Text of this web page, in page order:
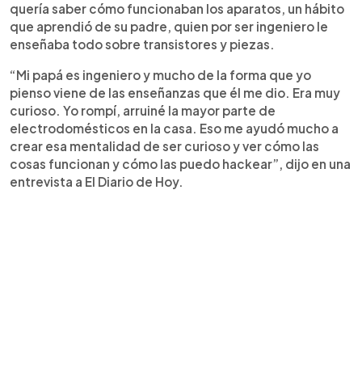
quería saber cómo funcionaban los aparatos, un hábito
que aprendió de su padre, quien por ser ingeniero le
enseñaba todo sobre transistores y piezas.
“Mi papá es ingeniero y mucho de la forma que yo
pienso viene de las enseñanzas que él me dio. Era muy
curioso. Yo rompí, arruiné la mayor parte de
electrodomésticos en la casa. Eso me ayudó mucho a
crear esa mentalidad de ser curioso y ver cómo las
cosas funcionan y cómo las puedo hackear”, dijo en una
entrevista a El Diario de Hoy.